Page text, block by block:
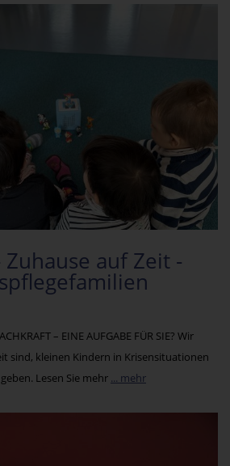
auf Zeit -
– EINE AUFGABE FÜR SIE? Wir
sind, kleinen Kindern in Krisensituationen
Lesen Sie mehr ... mehr